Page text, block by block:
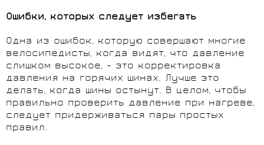
Ошибки, которых следует избегать
Одна из ошибок, которую совершают многие
велосипедисты, когда видят, что давление
слишком высокое, - это корректировка
давления на горячих шинах. Лучше это
делать, когда шины остынут. В целом, чтобы
правильно проверить давление при нагреве,
следует придерживаться пары простых
правил.